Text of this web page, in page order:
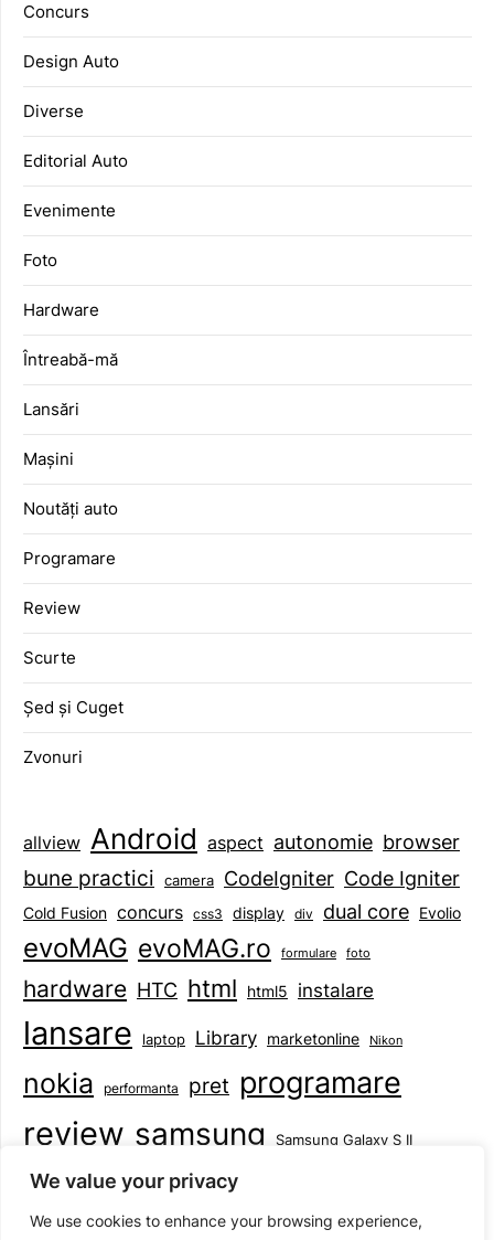
We value your privacy
We use cookies to enhance your browsing experience,
Concurs
Design Auto
Diverse
Editorial Auto
Evenimente
Foto
Hardware
Întreabă-mă
Lansări
Mașini
Noutăți auto
Programare
Review
Scurte
Șed și Cuget
Zvonuri
allview Android aspect autonomie browser
bune practici camera CodeIgniter Code Igniter
Cold Fusion concurs css3 display div dual core Evolio
evoMAG evoMAG.ro formulare foto
hardware HTC html html5 instalare
lansare laptop Library marketonline Nikon
nokia performanta pret programare
review samsung Samsung Galaxy S II
smartphone specificatii standarde